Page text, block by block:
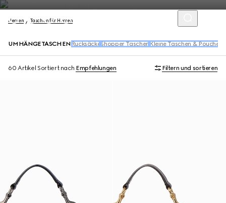
Herren Taschen für Herren
UMHÄNGETASCHEN RucksäckeShopper Taschen Kleine Taschen & Pouches
60 Artikel Sortiert nach Empfehlungen Filtern und sortieren